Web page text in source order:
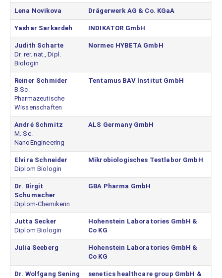
Lena Novikova Drägerwerk AG & Co. KGaA
Yashar Sarkardeh INDIKATOR GmbH
Judith Scharte
Dr. rer. nat., Dipl.
Biologin
Normec HYBETA GmbH
Reiner Schmider
B.Sc.
Pharmazeutische
Wissenschaften
Tentamus BAV Institut GmbH
André Schmitz
M. Sc.
NanoEngineering
ALS Germany GmbH
Elvira Schneider
Diplom Biologin
Mikrobiologisches Testlabor GmbH
Dr. Birgit
Schumacher
Diplom-Chemikerin
GBA Pharma GmbH
Jutta Secker
Diplom Biologin
Hohenstein Laboratories GmbH &
Co KG
Julia Seeberg
Hohenstein Laboratories GmbH &
Co KG
Dr. Wolfgang Sening
senetics healthcare group GmbH &